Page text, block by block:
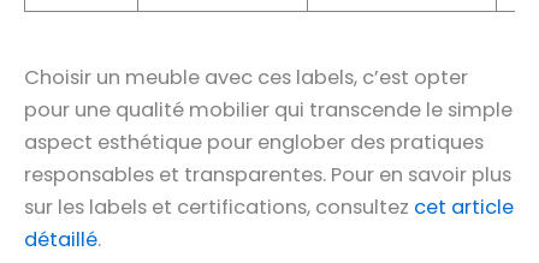
Choisir un meuble avec ces labels, c’est opter
pour une qualité mobilier qui transcende le simple
aspect esthétique pour englober des pratiques
responsables et transparentes. Pour en savoir plus
sur les labels et certifications, consultez cet article
détaillé.